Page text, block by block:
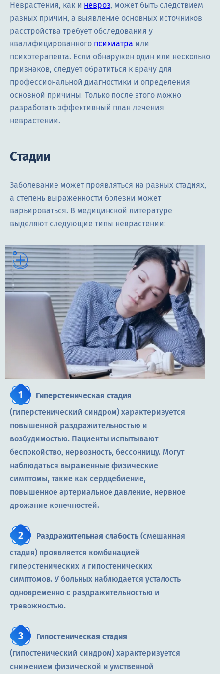
Неврастения, как и невроз, может быть следствием
разных причин, а выявление основных источников
расстройства требует обследования у
квалифицированного психиатра или
психотерапевта. Если обнаружен один или несколько
признаков, следует обратиться к врачу для
профессиональной диагностики и определения
основной причины. Только после этого можно
разработать эффективный план лечения
неврастении.
Стадии
Заболевание может проявляться на разных стадиях,
а степень выраженности болезни может
варьироваться. В медицинской литературе
выделяют следующие типы неврастении:
Гиперстеническая стадия
(гиперстенический синдром) характеризуется
повышенной раздражительностью и
возбудимостью. Пациенты испытывают
беспокойство, нервозность, бессонницу. Могут
наблюдаться выраженные физические
симптомы, такие как сердцебиение,
повышенное артериальное давление, нервное
дрожание конечностей.
Раздражительная слабость (смешанная
стадия) проявляется комбинацией
гиперстенических и гипостенических
симптомов. У больных наблюдается усталость
одновременно с раздражительностью и
тревожностью.
Гипостеническая стадия
(гипостенический синдром) характеризуется
снижением физической и умственной